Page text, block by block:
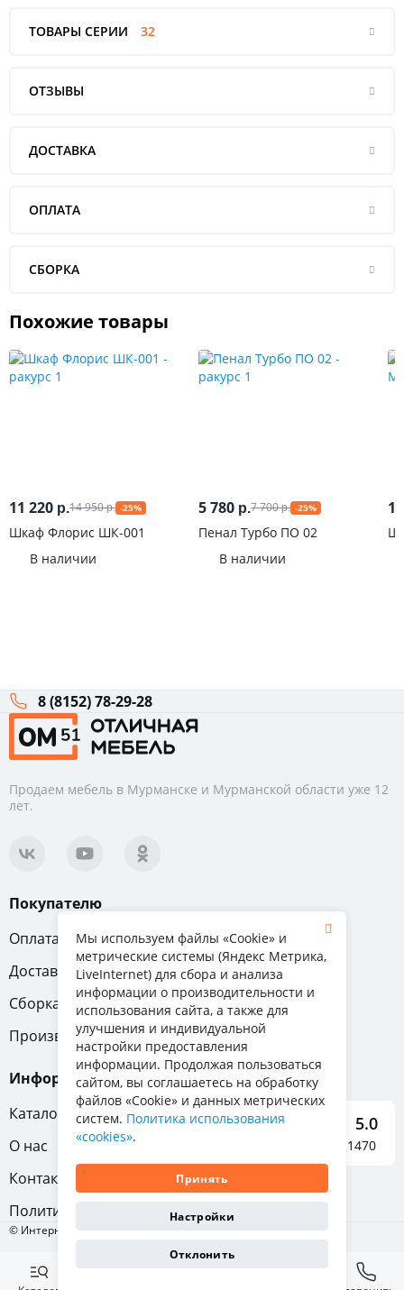
ТОВАРЫ СЕРИИ 32
ОТЗЫВЫ
ДОСТАВКА
ОПЛАТА
СБОРКА
Похожие товары
11 220 р.14 950р. -25%
Шкаф Флорис ШК-001
В наличии
5 780 р.7 700р. -25%
Пенал Турбо ПО 02
В наличии
8 (8152) 78-29-28
Продаем мебель в Мурманске и Мурманской области уже 12
лет.
Покупателю
Оплата
Вопрос-ответ
Доставка
Обмен и возврат
Сборка
Гарантия
Производители
Информация
Каталог мебели
О нас
Контакты
Политика конфиденциальности
5.0
Отзывы о нас 1470
© Интернет-магазин «Отличная мебель», 2011-2026
Мы используем файлы «Cookie» и
метрические системы (Яндекс Метрика,
LiveInternet) для сбора и анализа
информации о производительности и
использования сайта, а также для
улучшения и индивидуальной
настройки предоставления
информации. Продолжая пользоваться
сайтом, вы соглашаетесь на обработку
файлов «Cookie» и данных метрических
систем. Политика использования
«cookies».
Принять
Настройки
Отклонить